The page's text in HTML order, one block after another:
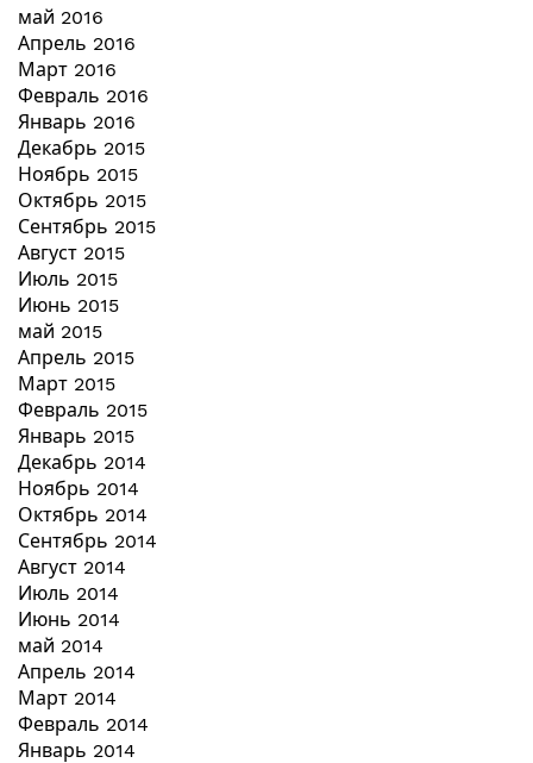
май 2016
Апрель 2016
Март 2016
Февраль 2016
Январь 2016
Декабрь 2015
Ноябрь 2015
Октябрь 2015
Сентябрь 2015
Август 2015
Июль 2015
Июнь 2015
май 2015
Апрель 2015
Март 2015
Февраль 2015
Январь 2015
Декабрь 2014
Ноябрь 2014
Октябрь 2014
Сентябрь 2014
Август 2014
Июль 2014
Июнь 2014
май 2014
Апрель 2014
Март 2014
Февраль 2014
Январь 2014